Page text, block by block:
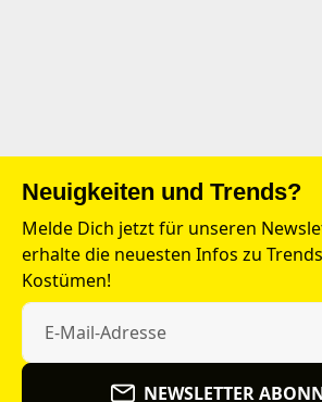
Neuigkeiten und Trends?
Melde Dich jetzt für unseren
erhalte die neuesten Infos zu
Kostümen!
NEWSLETTER